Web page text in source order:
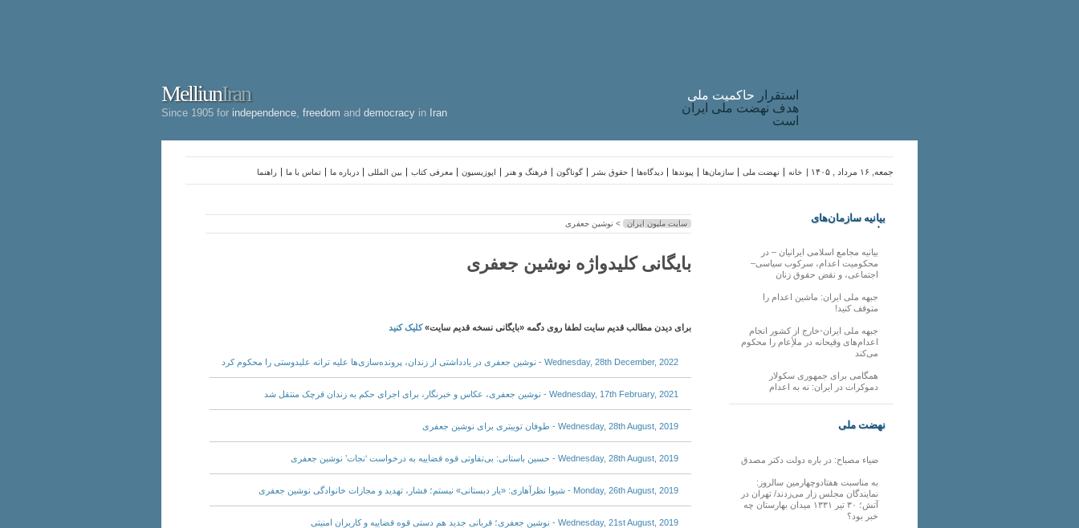
MelliunIran
Since 1905 for independence freedom and democracy in Iran
استقرار حاکميت ملی
هدف نهضت ملی ایران
است
راهنما تماس با ما درباره ما بین المللی معرفی کتاب اپوزیسیون فرهنگ و هنر گوناگون حقوق بشر دیدگاه‌ها پیوندها سازمان‌ها نهضت ملی خانه جمعه, ۱۶ مرداد , ۱۴۰۵ |
سایت ملیون ایران > نوشین جعفری
بایگانی کلیدواژه نوشین جعفری
برای دیدن مطالب قدیم سایت لطفا روی دگمه «بایگانی نسخه قدیم سایت»کلیک کنید
Wednesday, 28th December, 2022 - نوشین جعفری در یادداشتی از زندان، پرونده‌سازی‌ها علیه ترانه علیدوستی را محکوم کرد
Wednesday, 17th February, 2021 - نوشین جعفری، عکاس و خبرنگار، برای اجرای حکم به زندان قرچک منتقل شد
Wednesday, 28th August, 2019 - طوفان توییتری برای نوشین جعفری
Wednesday, 28th August, 2019 - حسین باستانی: بی‌تفاوتی قوه قضاییه به درخواست ‘نجات’ نوشین‌ جعفری
Monday, 26th August, 2019 - شیوا نظرآهاری: «یار دبستانی» نیستم؛ فشار، تهدید و مجازات خانوادگی نوشین جعفری
Wednesday, 21st August, 2019 - نوشین جعفری؛ قربانی جدید هم ‎دستی قوه قضاییه و کاربران امنیتی
بیانیه سازمان‌های
ملی
بیانیه مجامع اسلامی ایرانیان – در
محکومیت اعدام، سرکوب سیاسی–
اجتماعی، و نقض حقوق زنان
جبهه ملی ایران: ماشین اعدام را
متوقف کنید!
جبهه ملی ایران-خارج از کشور انجام
اعدام‌های وقیحانه در ملأِعام را محکوم
می‌کند
همگامی برای جمهوری سکولار
دموکرات در ایران: نه به اعدام
نهضت ملی
ضیاء مصباح: در باره دولت دکتر مصدق
به مناسبت هفتادوچهارمین سالروز:
نمایندگان مجلس زار می‌زدند/ تهران در
آتش؛ ۳۰ تیر ۱۳۳۱ میدان بهارستان چه
خبر بود؟